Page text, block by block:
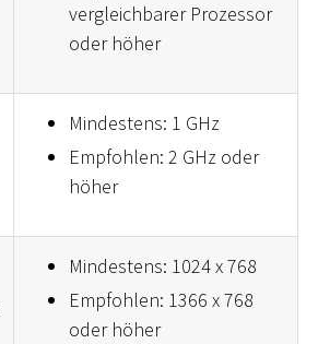
vergleichbarer Prozessor
oder höher
Mindestens: 1 GHz
Empfohlen: 2 GHz oder
höher
Mindestens: 1024 x 768
Empfohlen: 1366 x 768
oder höher